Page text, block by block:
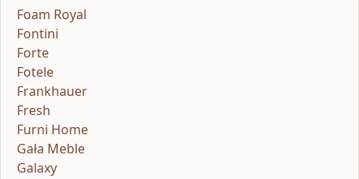
Foam Royal
Fontini
Forte
Fotele
Frankhauer
Fresh
Furni Home
Gała Meble
Galaxy